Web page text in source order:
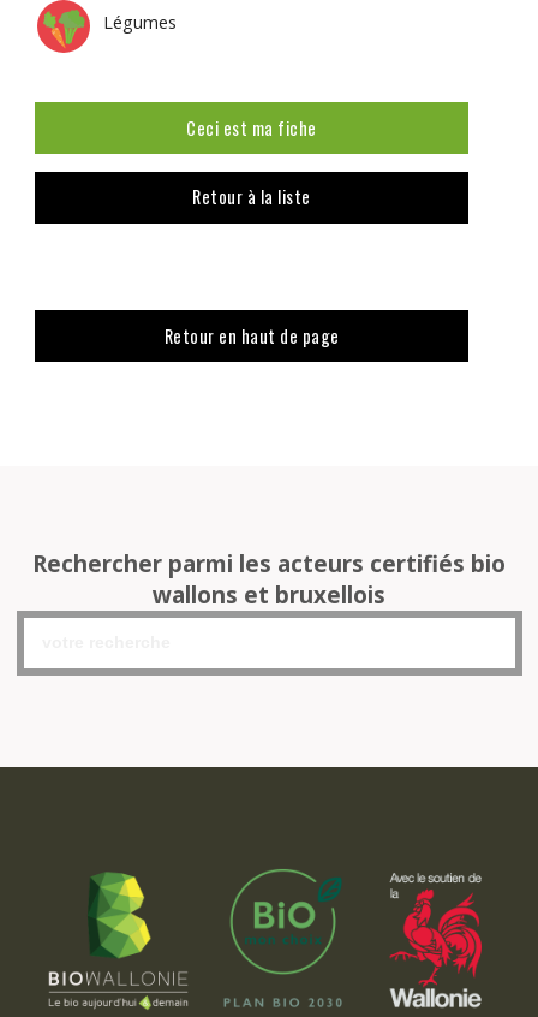
Légumes
Ceci est ma fiche
Retour à la liste
Retour en haut de page
Rechercher parmi les acteurs certifiés bio
wallons et bruxellois